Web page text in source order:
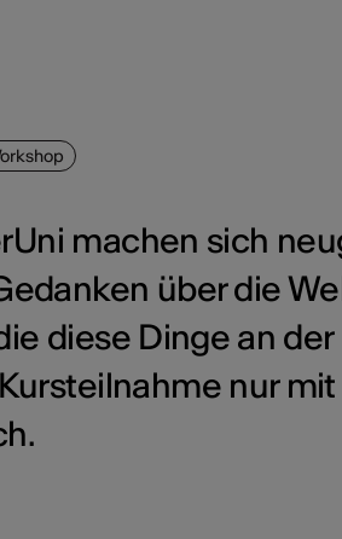
machen sich
über die
diese Dinge an
nur